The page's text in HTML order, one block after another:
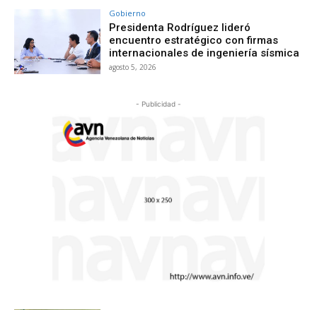
Gobierno
Presidenta Rodríguez lideró
encuentro estratégico con firmas
internacionales de ingeniería sísmica
agosto 5, 2026
- Publicidad -